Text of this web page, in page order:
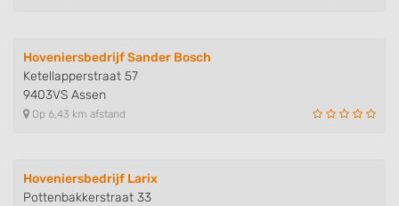
Hoveniersbedrijf Sander Bosch
Ketellapperstraat 57
9403VS Assen
Op 6,43 km afstand
Hoveniersbedrijf Larix
Pottenbakkerstraat 33